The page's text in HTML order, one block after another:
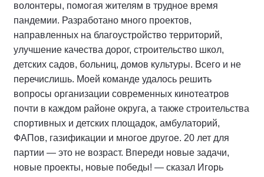
волонтеры, помогая жителям в трудное время
пандемии. Разработано много проектов,
направленных на благоустройство территорий,
улучшение качества дорог, строительство школ,
детских садов, больниц, домов культуры. Всего и не
перечислишь. Моей команде удалось решить
вопросы организации современных кинотеатров
почти в каждом районе округа, а также строительства
спортивных и детских площадок, амбулаторий,
ФАПов, газификации и многое другое. 20 лет для
партии — это не возраст. Впереди новые задачи,
новые проекты, новые победы! — сказал Игорь